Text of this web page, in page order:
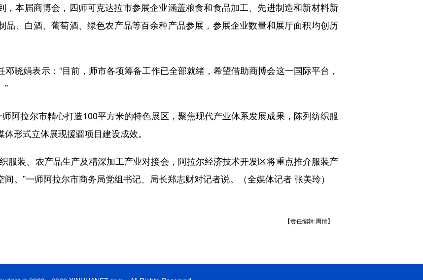
本届商博会，四师可克达拉市参展企业涵盖粮食和食品加工、先进制造和新材料新
品、白酒、葡萄酒、绿色农产品等百余种产品参展，参展企业数量和展厅面积均创历
娟表示：“目前，师市各项筹备工作已全部就绪，希望借助商博会这一国际平台，
”
阿拉尔市精心打造100平方米的特色展区，聚焦现代产业体系发展成果，陈列纺织服
形式立体展现援疆项目建设成效。
装、农产品生产及精深加工产业对接会，阿拉尔经济技术开发区将重点推介服装产
。”一师阿拉尔市商务局党组书记、局长郑志财对记者说。（全媒体记者 张美玲）
【责任编辑:周倩】